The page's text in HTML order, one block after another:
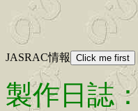
JASRAC情報
製作日誌：